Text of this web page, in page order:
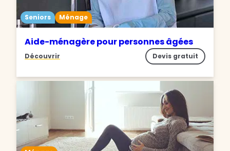
Seniors Ménage
Aide-ménagère pour personnes âgées
Découvrir Devis gratuit